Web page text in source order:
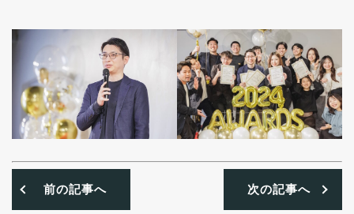
前の記事へ 次の記事へ